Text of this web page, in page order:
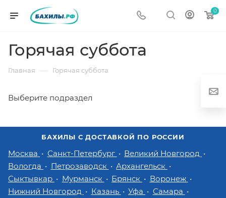
0
Горячая суббота
Главная — Горячая суббота
Выберите подраздел
БАХИЛЫ С ДОСТАВКОЙ ПО РОССИИ
Москва Санкт-Петербург
Великий Новгород
Вологда
Петрозаводск
Архангельск
Сыктывкар
Мурманск Брянск
Воронеж
Нижний Новгород
Казань Уфа
Самара